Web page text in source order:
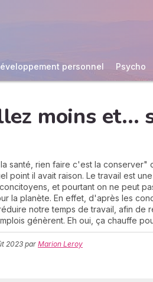
personnel Psycho
moins et...
santé, rien faire c'est la conserver"
point il avait raison. Le travail est
et pourtant on ne peut
la planète. En effet, d'après les
notre temps de travail, afin de
génèrent. Eh oui, ça chauffe
2023 par Marion Leroy